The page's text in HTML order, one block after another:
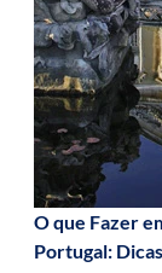
O que Fazer
Portugal: